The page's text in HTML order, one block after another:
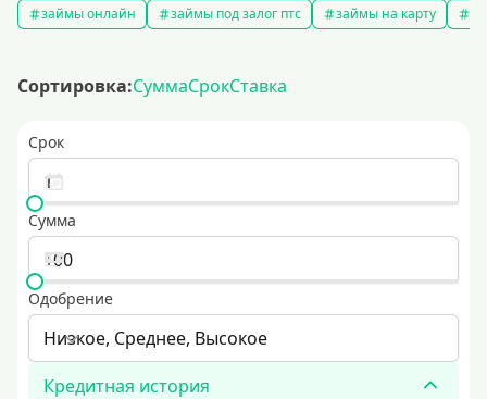
займы онлайн займы под залог птс займы на карту
Сортировка:СуммаСрокСтавка
Срок
Сумма
Одобрение
Низкое, Среднее, Высокое
Кредитная история